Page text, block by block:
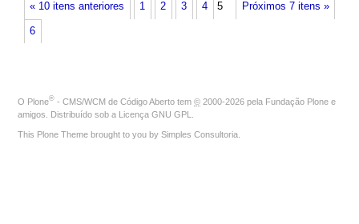
« 10 itens anteriores Próximos 7 itens »
1 2 3 4 5
6
O Plone® - CMS/WCM de Código Aberto tem © 2000-2026 pela Fundação Plone e
amigos. Distribuído sob a Licença GNU GPL
This Plone Theme brought to you by Simples Consultoria